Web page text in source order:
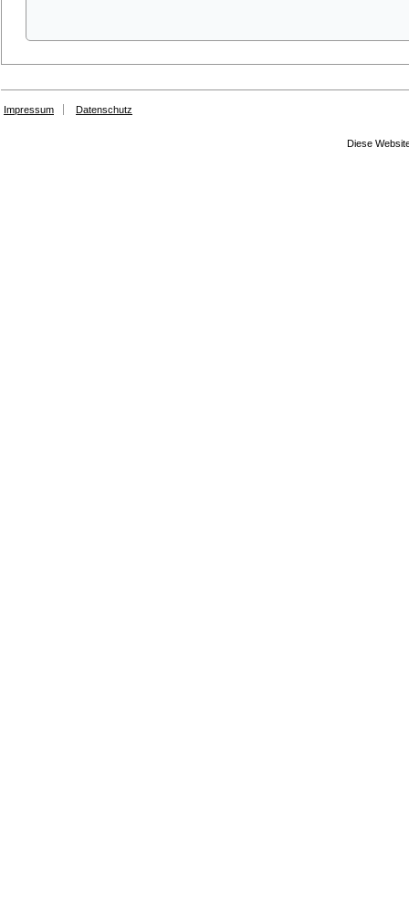
Impressum Datenschutz
Diese